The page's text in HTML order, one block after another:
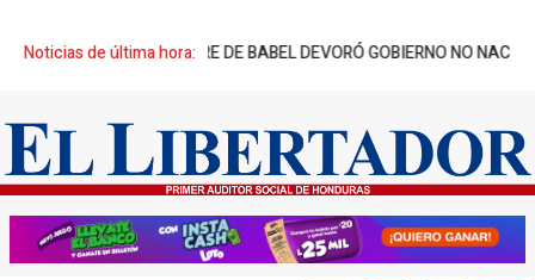
Noticias de última hora:
TORRE DE BABEL DEVORÓ GOBIERNO NO NACIDO DÍA